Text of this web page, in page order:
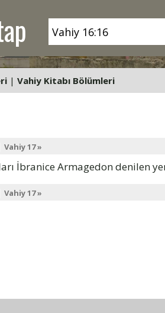
| Vahiy Kitabı Bölümleri
Vahiy 17 »
İbranice Armagedon denilen
Vahiy 17 »